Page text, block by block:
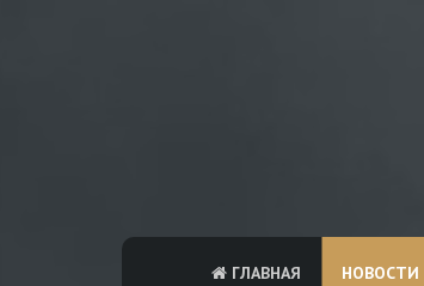
ГЛАВНАЯ НОВОСТИ